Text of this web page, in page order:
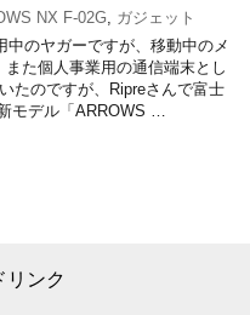
NX F-02G, ガジェット
中のヤガーですが、移動中のメ
た個人事業用の通信端末とし
たのですが、Ripreさんで富士
モデル「ARROWS …
リンク